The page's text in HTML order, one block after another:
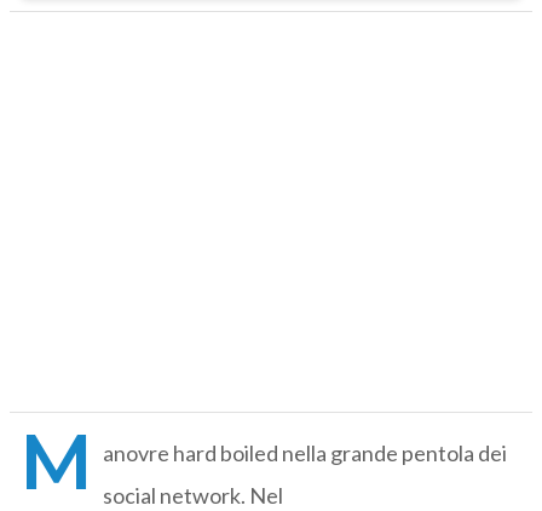
M
anovre hard boiled nella grande pentola dei
social network. Nel